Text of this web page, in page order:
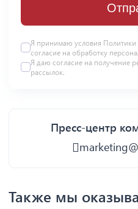
Я принимаю условия
согласие на обработку
Я даю согласие на получение
рассылок.
Пресс-центр
Также мы